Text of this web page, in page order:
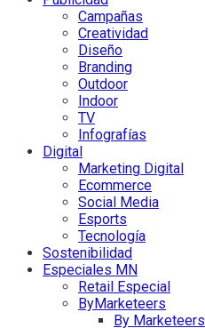
Campañas
Creatividad
Diseño
Branding
Outdoor
Indoor
TV
Infografías
Digital
Marketing Digital
Ecommerce
Social Media
Esports
Tecnología
Sostenibilidad
Especiales MN
Retail Especial
ByMarketeers
By Marketeers